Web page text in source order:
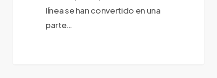
línea se han convertido en una
parte…